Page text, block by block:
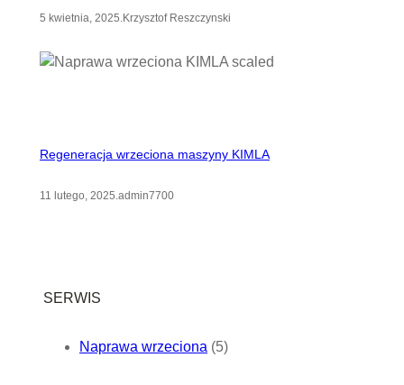
5 kwietnia, 2025.Krzysztof Reszczynski
Regeneracja wrzeciona maszyny KIMLA
11 lutego, 2025.admin7700
SERWIS
Naprawa wrzeciona (5)